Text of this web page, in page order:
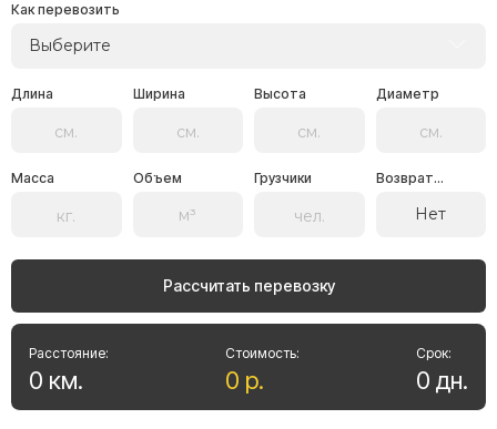
Как перевозить
Выберите
Длина Ширина Высота Диаметр
Масса Объем Грузчики Возврат...
Нет
Рассчитать перевозку
Стоимость:
0 р.
Расстояние:
0 км.
Срок:
0 дн.